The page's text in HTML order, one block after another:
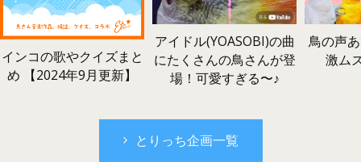
インコの歌やクイズまと
め 【2024年9月更新】
アイドル(YOASOBI)の曲
にたくさんの鳥さんが登
場！可愛すぎる〜♪
鳥の声
激ム
とりっち企画一覧